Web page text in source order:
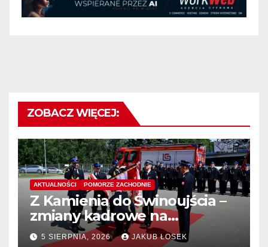
ZOBACZ WIĘCEJ:
AKTUALNOŚCI POMORZE ZACHODNIE
Z Kamienia do Świnoujścia –
zmiany kadrowe na
stanowiskach komendantów
5 SIERPNIA, 2026 JAKUB ŁOSEK